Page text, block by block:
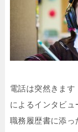
電話は突然きま
によるインタビ
職務履歴書に添っ